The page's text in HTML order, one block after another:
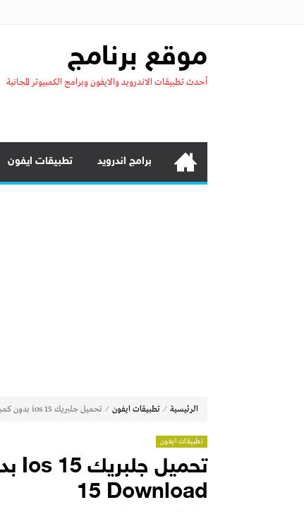
موقع برنامج
أحدث تطبيقات الاندرويد والايفون وبرامج الكمبيوتر المجانية
برامج اندرويد تطبيقات ايفون
الرئيسية ⁄ تطبيقات ايفون ⁄ تحميل جلبريك ios 15 بدون كمبيوتر 2026 jailbreak ios 15 download
تطبيقات ايفون
15 Download